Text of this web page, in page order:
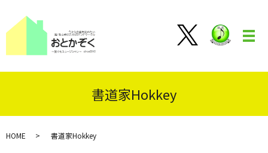
メ
書道家Hokkey
HOME 書道家Hokkey